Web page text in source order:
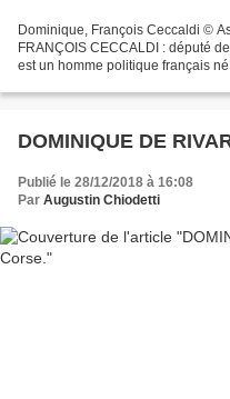
Dominique, François Ceccaldi ©
FRANÇOIS CECCALDI : député
est un homme politique français
DOMINIQUE DE
Publié le 28/12/2018 à 16:08
Par Augustin Chiodetti